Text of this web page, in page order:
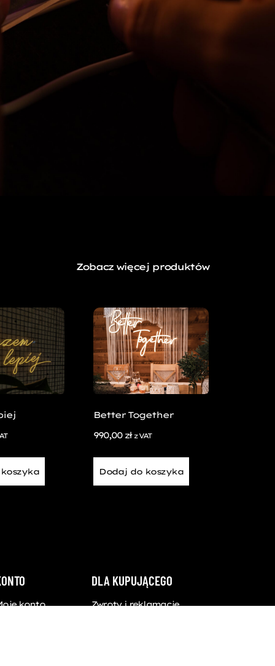
Zobacz więcej produktów
Better Together
990,00 zł z VAT
Dodaj do koszyka
konto
DLA KUPUJĄCEGO
Zwroty i reklamacje